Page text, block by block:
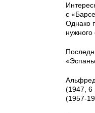
с
Однако
(1947, 6
(1957-